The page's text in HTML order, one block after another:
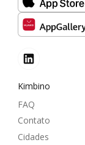
Kimbino
FAQ
Contato
Cidades